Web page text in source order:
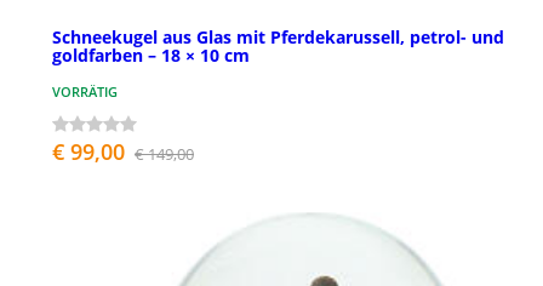
Schneekugel aus Glas mit Pferdekarussell, petrol- und
goldfarben – 18 × 10 cm
VORRÄTIG
€ 99,00 € 149,00